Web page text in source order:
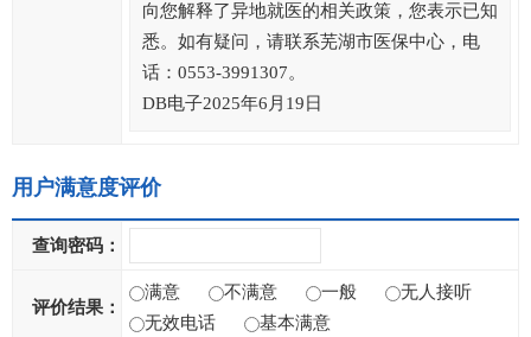
向您解释了异地就医的相关政策，您表示已知
悉。如有疑问，请联系芜湖市医保中心，电
话：0553-3991307。
DB电子2025年6月19日
用户满意度评价
查询密码：
评价结果：
满意 不满意 一般
无人接听
无效电话
基本满意